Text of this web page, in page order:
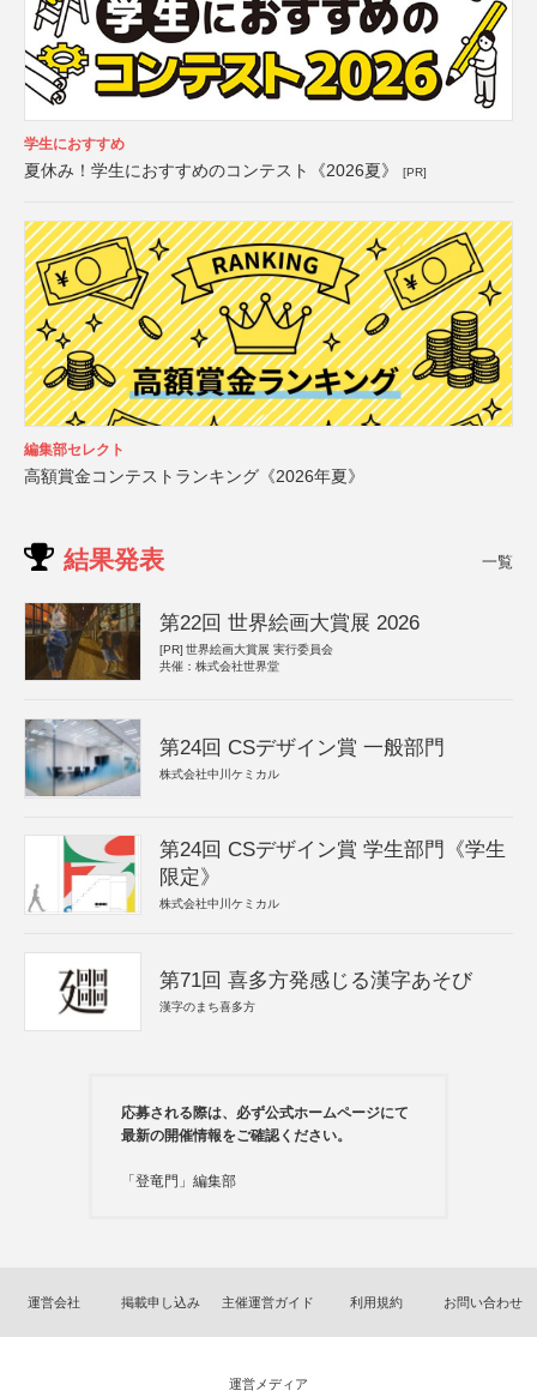
学生におすすめ
夏休み！学生におすすめのコンテスト《2026夏》 [PR]
編集部セレクト
高額賞金コンテストランキング《2026年夏》
結果発表 一覧
第22回 世界絵画大賞展 2026
[PR] 世界絵画大賞展 実行委員会
共催：株式会社世界堂
第24回 CSデザイン賞 一般部門
株式会社中川ケミカル
第24回 CSデザイン賞 学生部門《学生
限定》
株式会社中川ケミカル
第71回 喜多方発感じる漢字あそび
漢字のまち喜多方
応募される際は、必ず公式ホームページにて
最新の開催情報をご確認ください。
「登竜門」編集部
運営会社 掲載申し込み 主催運営ガイド 利用規約 お問い合わせ
運営メディア